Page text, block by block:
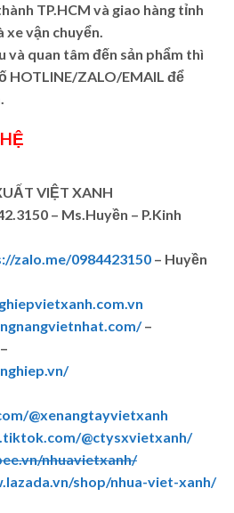
TP.HCM và giao hàng tỉnh
xe vận chuyển.
và quan tâm đến sản phẩm thì
HOTLINE/ZALO/EMAIL để
VIỆT XANH
– Ms.Huyền – P.Kinh
zalo.me/0984423150 – Huyền
–
@xenangtayvietxanh
@ctysxvietxanh/
nhuavietxanh/
shop/nhua-viet-xanh/